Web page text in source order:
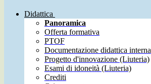
Didattica
Panoramica
Offerta formativa
PTOF
Documentazione didattica interna
Progetto d'innovazione (Liuteria)
Esami di idoneità (Liuteria)
Crediti